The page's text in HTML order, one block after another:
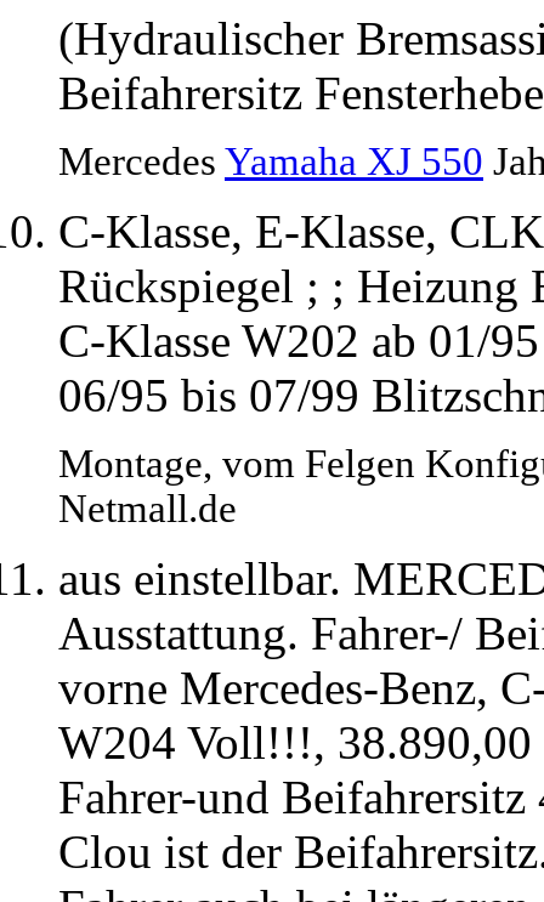
(Hydraulischer
Beifahrersitz
Mercedes Yamaha XJ 550
C-Klasse, E-Klasse,
Rückspiegel ; ; Heizung
C-Klasse W202 ab 01/
06/95 bis 07/99
Montage, vom Felgen
Netmall.de
aus einstellbar.
Ausstattung. Fahrer-/
vorne Mercedes-Benz,
W204 Voll!!!, 38.890,00
Fahrer-und
Clou ist der